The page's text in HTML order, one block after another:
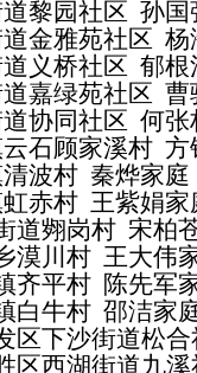
黎园社区 孙国
金雅苑社区 杨
义桥社区 郁根
嘉绿苑社区 曹
协同社区 何张
石顾家溪村 方
波村 秦烨家庭
赤村 王紫娟家
道翙岗村 宋柏
漠川村 王大伟
齐平村 陈先军
白牛村 邵洁家
区下沙街道松合
区西湖街道九溪